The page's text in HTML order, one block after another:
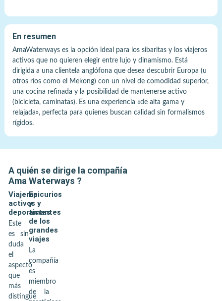
En resumen
AmaWaterways es la opción ideal para los sibaritas y los viajeros
activos que no quieren elegir entre lujo y dinamismo. Está
dirigida a una clientela anglófona que desea descubrir Europa (u
otros ríos como el Mekong) con un nivel de comodidad superior,
una cocina refinada y la posibilidad de mantenerse activo
(bicicleta, caminatas). Es una experiencia «de alta gama y
relajada», perfecta para quienes buscan calidad sin formalismos
rígidos.
A quién se dirige la compañía
Ama Waterways ?
Viajeros
activos y
deportistas
Este
es sin
duda
el
aspecto
que
más
distingue
Epicurios
y
amantes
de los
grandes
viajes
La
compañía
es
miembro
de la